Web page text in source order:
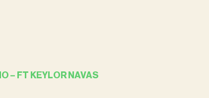
– FT KEYLOR NAVAS